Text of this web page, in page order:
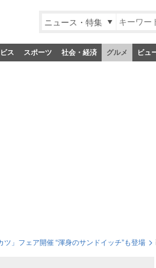
ニュース・特集
ス スポーツ 社会・経済 グルメ ビュ
」フェア開催 “渾身のサンドイッチ”も登場